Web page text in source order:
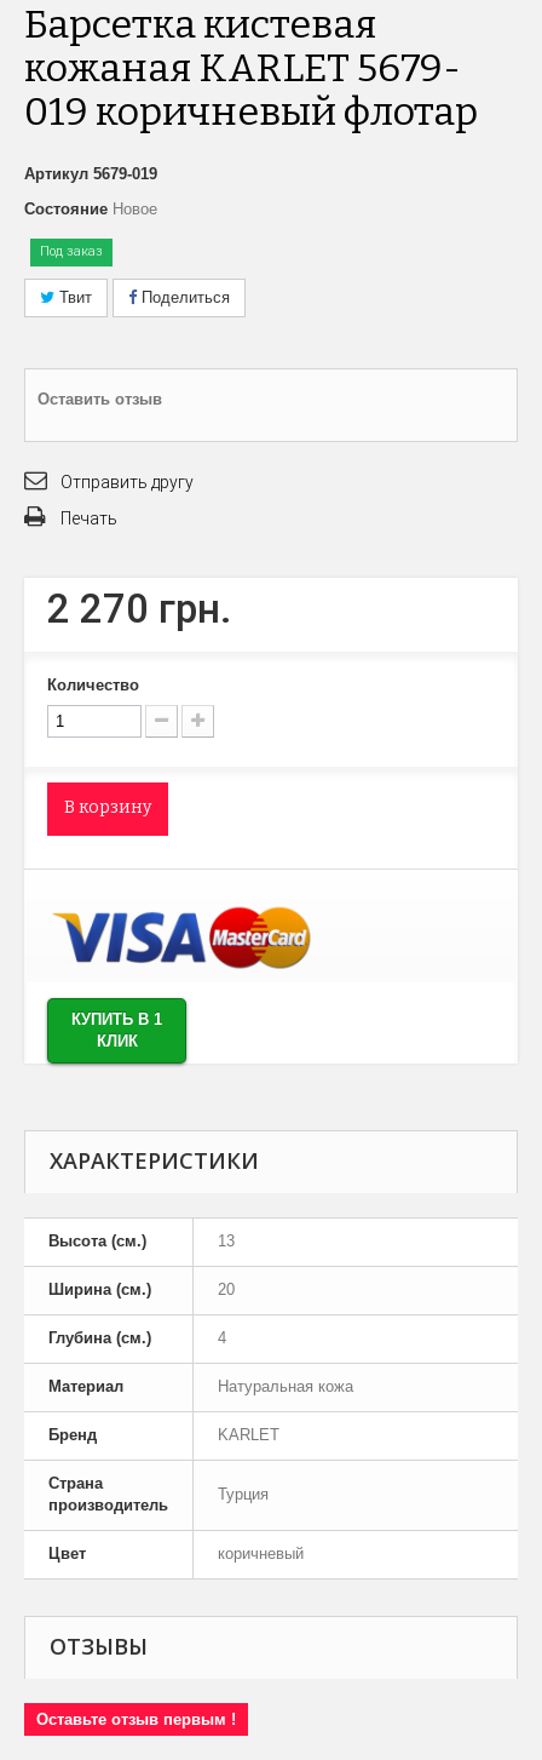
Барсетка кистевая
кожаная KARLET 5679-
019 коричневый флотар
Артикул 5679-019
Состояние Новое
Под заказ
Твит Поделиться
Оставить отзыв
Отправить другу
Печать
2 270 грн.
Количество
В корзину
КУПИТЬ В 1
КЛИК
ХАРАКТЕРИСТИКИ
Высота (см.) 13
Ширина (см.) 20
Глубина (см.) 4
Материал Натуральная кожа
Бренд KARLET
Страна
производитель
Турция
Цвет коричневый
ОТЗЫВЫ
Оставьте отзыв первым !